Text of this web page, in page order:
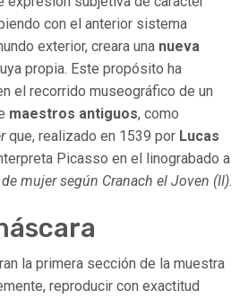
con el anterior sistema
exterior, creara una nueva
propia. Este propósito ha
el recorrido museográfico de un
maestros antiguos, como
que, realizado en 1539 por Lucas
Picasso en el linograbado a
mujer según Cranach el Joven (II).
la primera sección de la muestra
reproducir con exactitud